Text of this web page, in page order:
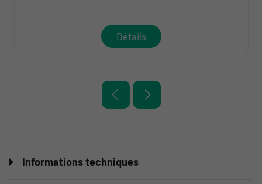
Détails
Informations techniques